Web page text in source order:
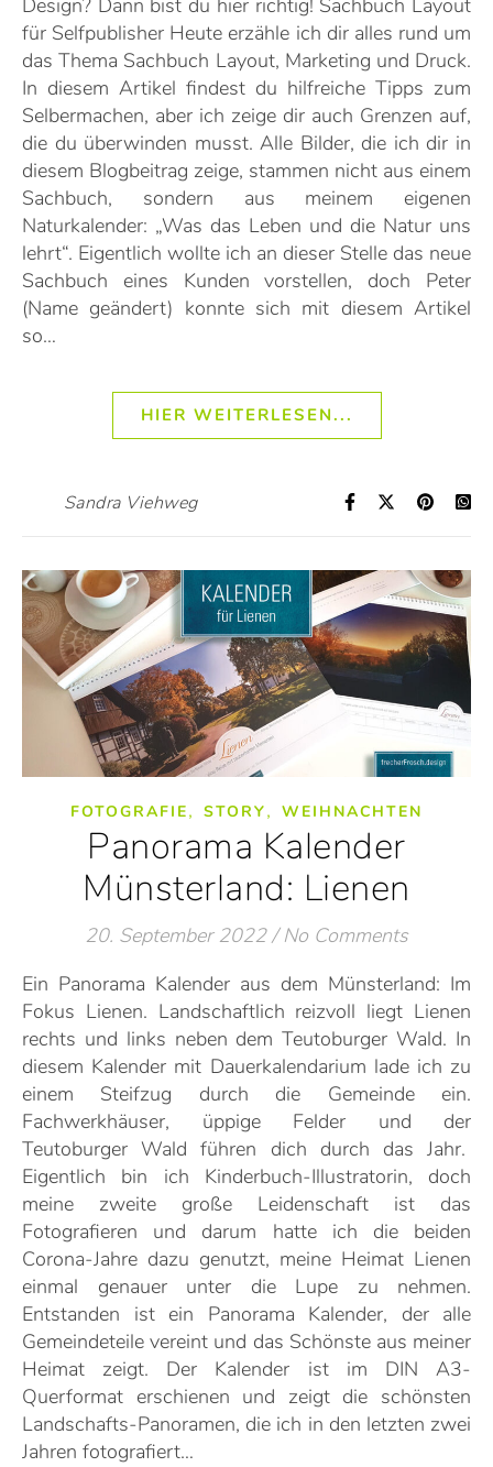
Design? Dann bist du hier richtig! Sachbuch Layout
für Selfpublisher Heute erzähle ich dir alles rund um
das Thema Sachbuch Layout, Marketing und Druck.
In diesem Artikel findest du hilfreiche Tipps zum
Selbermachen, aber ich zeige dir auch Grenzen auf,
die du überwinden musst. Alle Bilder, die ich dir in
diesem Blogbeitrag zeige, stammen nicht aus einem
Sachbuch, sondern aus meinem eigenen
Naturkalender: „Was das Leben und die Natur uns
lehrt“. Eigentlich wollte ich an dieser Stelle das neue
Sachbuch eines Kunden vorstellen, doch Peter
(Name geändert) konnte sich mit diesem Artikel
so…
HIER WEITERLESEN...
Sandra Viehweg
FOTOGRAFIE, STORY, WEIHNACHTEN
Panorama Kalender
Münsterland: Lienen
20. September 2022 / No Comments
Ein Panorama Kalender aus dem Münsterland: Im
Fokus Lienen. Landschaftlich reizvoll liegt Lienen
rechts und links neben dem Teutoburger Wald. In
diesem Kalender mit Dauerkalendarium lade ich zu
einem Steifzug durch die Gemeinde ein.
Fachwerkhäuser, üppige Felder und der
Teutoburger Wald führen dich durch das Jahr.
Eigentlich bin ich Kinderbuch-Illustratorin, doch
meine zweite große Leidenschaft ist das
Fotografieren und darum hatte ich die beiden
Corona-Jahre dazu genutzt, meine Heimat Lienen
einmal genauer unter die Lupe zu nehmen.
Entstanden ist ein Panorama Kalender, der alle
Gemeindeteile vereint und das Schönste aus meiner
Heimat zeigt. Der Kalender ist im DIN A3-
Querformat erschienen und zeigt die schönsten
Landschafts-Panoramen, die ich in den letzten zwei
Jahren fotografiert…